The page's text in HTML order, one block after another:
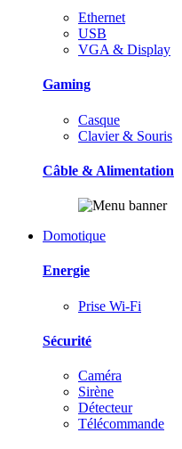
Ethernet
USB
VGA & Display
Gaming
Casque
Clavier & Souris
Câble & Alimentation
Domotique
Energie
Prise Wi-Fi
Sécurité
Caméra
Sirène
Détecteur
Télécommande